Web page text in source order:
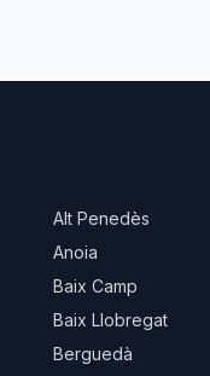
Alt Penedès
Anoia
Baix Camp
Baix Llobregat
Berguedà